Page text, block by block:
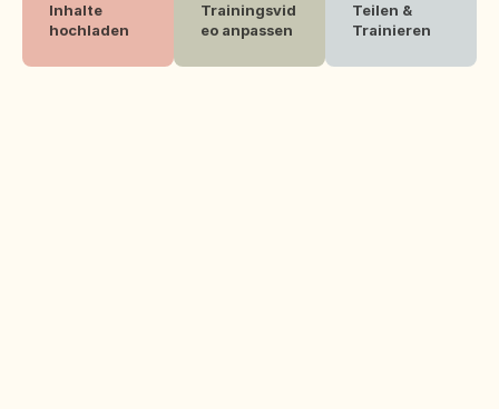
Inhalte
hochladen
Trainingsvid
eo anpassen
Teilen &
Trainieren